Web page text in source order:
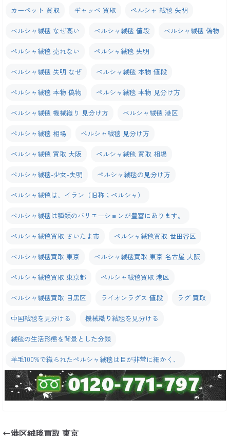
カーペット 買取 ギャッベ 買取 ペルシャ 絨毯 失明
ペルシャ絨毯 なぜ高い ペルシャ絨毯 値段 ペルシャ絨毯 偽物
ペルシャ絨毯 売れない ペルシャ絨毯 失明
ペルシャ絨毯 失明 なぜ ペルシャ絨毯 本物 値段
ペルシャ絨毯 本物 偽物 ペルシャ絨毯 本物 見分け方
ペルシャ絨毯 機械織り 見分け方 ペルシャ絨毯 港区
ペルシャ絨毯 相場 ペルシャ絨毯 見分け方
ペルシャ絨毯 買取 大阪 ペルシャ絨毯 買取 相場
ペルシャ絨毯-少女-失明 ペルシャ絨毯の見分け方
ペルシャ絨毯は、イラン（旧称；ペルシャ）
ペルシャ絨毯は種類のバリエーションが豊富にあります。
ペルシャ絨毯買取 さいたま市 ペルシャ絨毯買取 世田谷区
ペルシャ絨毯買取 東京 ペルシャ絨毯買取 東京 名古屋 大阪
ペルシャ絨毯買取 東京都 ペルシャ絨毯買取 港区
ペルシャ絨毯買取 目黒区 ライオンラグス 値段 ラグ 買取
中国絨毯を見分ける 機械織り絨毯を見分ける
絨毯の生活形態を背景とした分類
羊毛100%で織られたペルシャ絨毯は目が非常に細かく、
港区絨毯買取 東京